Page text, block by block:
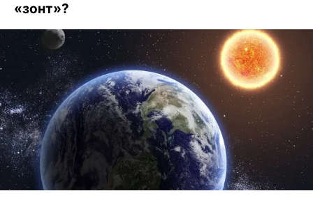
«зонт»?